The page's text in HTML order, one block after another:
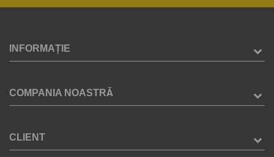
INFORMAȚIE
COMPANIA NOASTRĂ
CLIENT